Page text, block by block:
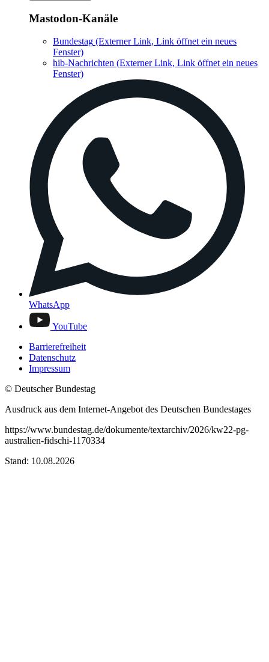
Mastodon-Kanäle
Bundestag (Externer Link, Link öffnet ein neues
Fenster)
hib-Nachrichten (Externer Link, Link öffnet ein neues
Fenster)
WhatsApp
YouTube
Barrierefreiheit
Datenschutz
Impressum
© Deutscher Bundestag
Ausdruck aus dem Internet-Angebot des Deutschen Bundestages
https://www.bundestag.de/dokumente/textarchiv/2026/kw22-pg-
australien-fidschi-1170334
Stand: 10.08.2026